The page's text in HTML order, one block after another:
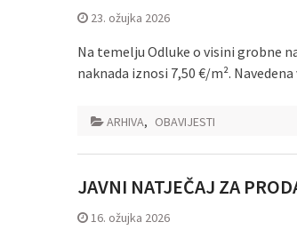
23. ožujka 2026
Na temelju Odluke o visini grobne
naknada iznosi 7,50 €/m².
ARHIVA, OBAVIJESTI
JAVNI NATJEČAJ ZA
16. ožujka 2026